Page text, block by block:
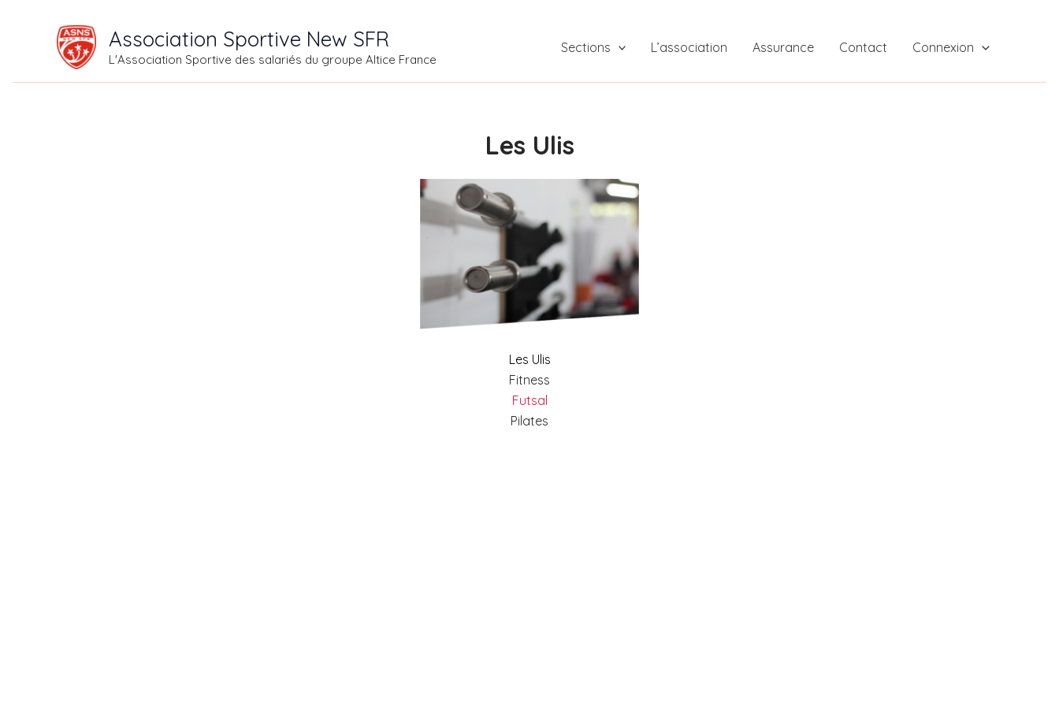
Association Sportive New SFR
L'Association Sportive des salariés du groupe Altice France
Sections L’association Assurance Contact Connexion
Les Ulis
Les Ulis
Fitness
Futsal
Pilates